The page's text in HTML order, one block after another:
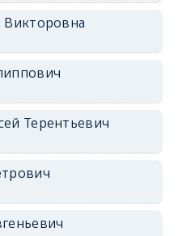
Викторовна
Терентьевич